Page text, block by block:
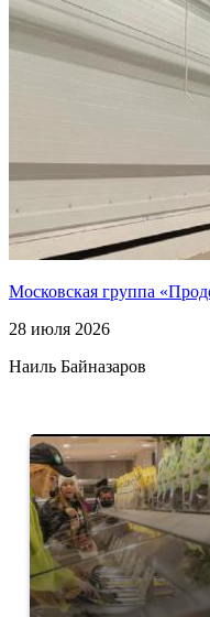
Московская группа
28 июля 2026
Наиль Байназаров